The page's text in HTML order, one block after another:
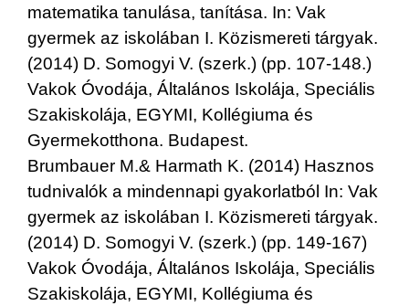
matematika tanulása, tanítása. In: Vak
gyermek az iskolában I. Közismereti tárgyak.
(2014) D. Somogyi V. (szerk.) (pp. 107-148.)
Vakok Óvodája, Általános Iskolája, Speciális
Szakiskolája, EGYMI, Kollégiuma és
Gyermekotthona. Budapest.
Brumbauer M.& Harmath K. (2014) Hasznos
tudnivalók a mindennapi gyakorlatból In: Vak
gyermek az iskolában I. Közismereti tárgyak.
(2014) D. Somogyi V. (szerk.) (pp. 149-167)
Vakok Óvodája, Általános Iskolája, Speciális
Szakiskolája, EGYMI, Kollégiuma és